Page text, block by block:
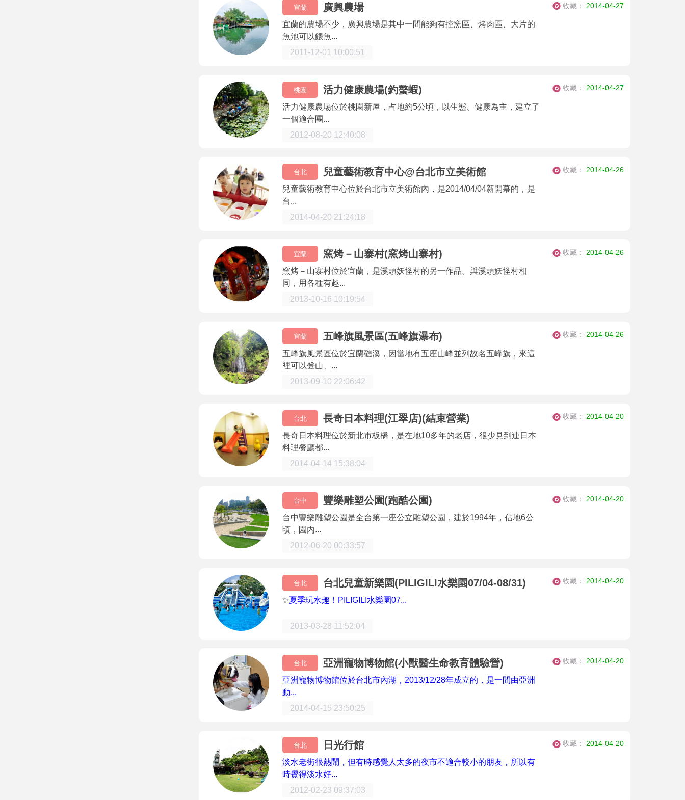
宜蘭 廣興農場
宜蘭的農場不少，廣興農場是其中一間能夠有控窯區、烤肉區、大片的
魚池可以餵魚...
2011-12-01 10:00:51
收藏： 2014-04-27
桃園 活力健康農場(釣螯蝦)
活力健康農場位於桃園新屋，占地約5公頃，以生態、健康為主，建立了
一個適合團...
2012-08-20 12:40:08
收藏： 2014-04-27
台北 兒童藝術教育中心@台北市立美術館
兒童藝術教育中心位於台北市立美術館內，是2014/04/04新開幕的，是
台...
2014-04-20 21:24:18
收藏： 2014-04-26
宜蘭 窯烤－山寨村(窯烤山寨村)
窯烤－山寨村位於宜蘭，是溪頭妖怪村的另一作品。與溪頭妖怪村相
同，用各種有趣...
2013-10-16 10:19:54
收藏： 2014-04-26
宜蘭 五峰旗風景區(五峰旗瀑布)
五峰旗風景區位於宜蘭礁溪，因當地有五座山峰並列故名五峰旗，來這
裡可以登山、...
2013-09-10 22:06:42
收藏： 2014-04-26
台北 長奇日本料理(江翠店)(結束營業)
長奇日本料理位於新北市板橋，是在地10多年的老店，很少見到連日本
料理餐廳都...
2014-04-14 15:38:04
收藏： 2014-04-20
台中 豐樂雕塑公園(跑酷公園)
台中豐樂雕塑公園是全台第一座公立雕塑公園，建於1994年，佔地6公
頃，園內...
2012-06-20 00:33:57
收藏： 2014-04-20
台北 台北兒童新樂園(PILIGILI水樂園07/04-08/31)
✨夏季玩水趣！PILIGILI水樂園07...
2013-03-28 11:52:04
收藏： 2014-04-20
台北 亞洲寵物博物館(小獸醫生命教育體驗營)
亞洲寵物博物館位於台北市內湖，2013/12/28年成立的，是一間由亞洲
動...
2014-04-15 23:50:25
收藏： 2014-04-20
台北 日光行館
淡水老街很熱鬧，但有時感覺人太多的夜市不適合較小的朋友，所以有
時覺得淡水好...
2012-02-23 09:37:03
收藏： 2014-04-20